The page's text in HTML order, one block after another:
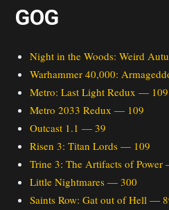
GOG
Night in the Woods: Weird
Warhammer 40,000:
Metro: Last Light Redux — 109
Metro 2033 Redux — 109
Outcast 1.1 — 39
Risen 3: Titan Lords — 109
Trine 3: The Artifacts of
Little Nightmares — 300
Saints Row: Gat out of Hell —